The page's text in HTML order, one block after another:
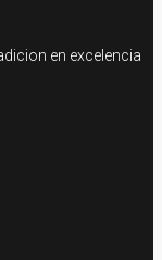
en excelencia